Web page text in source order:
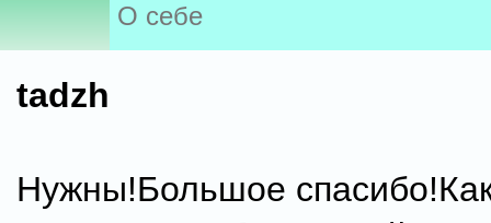
О себе
tadzh
Нужны!Большое